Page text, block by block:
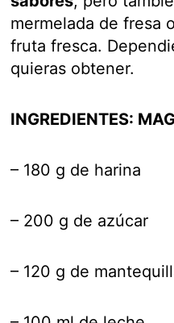
mermelada de fresa
fruta fresca.
quieras obtener.
INGREDIENTES:
– 180 g de harina
– 200 g de azúcar
– 120 g de